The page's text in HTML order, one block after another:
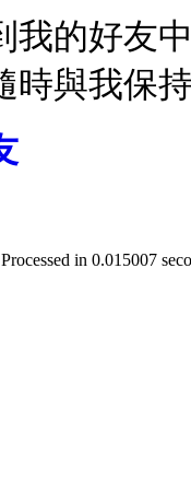
我的好友
時與我保
in 0.015007